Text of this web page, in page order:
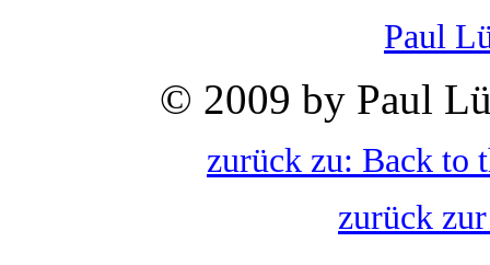
Paul
© 2009 by Paul
zurück zu: Back to
zurück